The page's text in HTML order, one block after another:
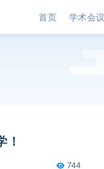
首页 学术会议
744